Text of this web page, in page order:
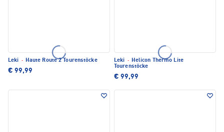
Leki · Haute Route 2 Tourenstöcke
€ 99,99
Leki · Helicon Thermo Lite
Tourenstöcke
€ 99,99